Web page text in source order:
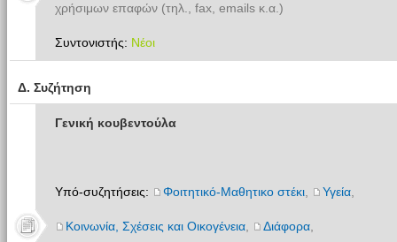
χρήσιμων επαφών (τηλ., fax, emails κ.α.)
Συντονιστής: Νέοι
Δ. Συζήτηση
Γενική κουβεντούλα
Υπό-συζητήσεις: Φοιτητικό-Μαθητικο στέκι, Υγεία,
Κοινωνία, Σχέσεις και Οικογένεια, Διάφορα,